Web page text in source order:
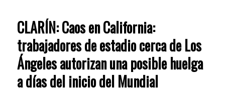
CLARÍN: Caos en California:
trabajadores de estadio cerca de Los
Ángeles autorizan una posible huelga
a días del inicio del Mundial